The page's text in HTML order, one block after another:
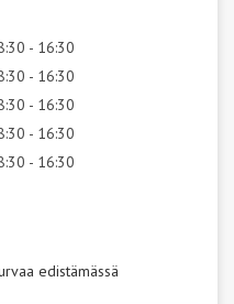
- 16:30
- 16:30
- 16:30
- 16:30
- 16:30
edistämässä